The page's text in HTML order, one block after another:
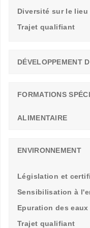
Diversité sur le lieu
Trajet qualifiant
DÉVELOPPEMENT
FORMATIONS
ALIMENTAIRE
ENVIRONNEMENT
Législation et
Sensibilisation à
Epuration des eaux
Trajet qualifiant